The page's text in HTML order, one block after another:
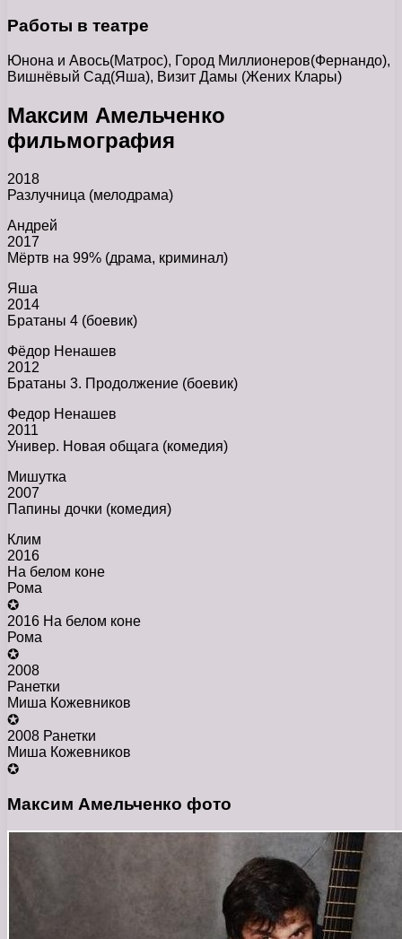
Работы в театре
Юнона и Авось(Матрос), Город Миллионеров(Фернандо),
Вишнёвый Сад(Яша), Визит Дамы (Жених Клары)
Максим Амельченко
фильмография
2018
Разлучница (мелодрама)
Андрей
2017
Мёртв на 99% (драма, криминал)
Яша
2014
Братаны 4 (боевик)
Фёдор Ненашев
2012
Братаны 3. Продолжение (боевик)
Федор Ненашев
2011
Универ. Новая общага (комедия)
Мишутка
2007
Папины дочки (комедия)
Клим
2016
На белом коне
Рома
✪
2016 На белом коне
Рома
✪
2008
Ранетки
Миша Кожевников
✪
2008 Ранетки
Миша Кожевников
✪
Максим Амельченко фото